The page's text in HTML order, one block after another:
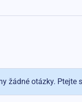
žádné otázky. Ptejte